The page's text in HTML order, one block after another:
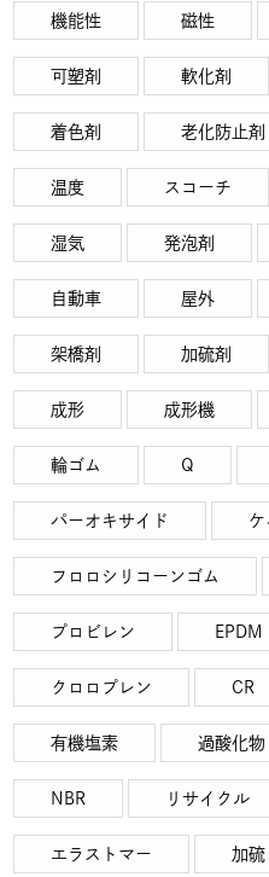
機能性 磁性
可塑剤 軟化剤
着色剤 老化防止剤
温度 スコーチ
湿気 発泡剤
自動車 屋外
架橋剤 加硫剤
成形 成形機
輪ゴム Q
パーオキサイド ケ
フロロシリコーンゴム
プロビレン EPDM
クロロプレン CR
有機塩素 過酸化物
NBR リサイクル
エラストマー 加硫